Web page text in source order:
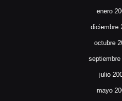
enero
diciembre
octubre
septiembre
julio
mayo